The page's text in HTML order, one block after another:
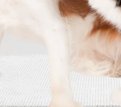
Paños De Entrenamient Celeste 60x45